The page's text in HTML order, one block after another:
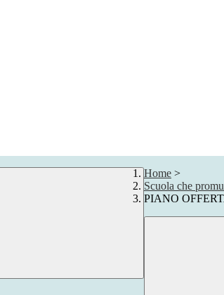
Home >
Scuola che
PIANO